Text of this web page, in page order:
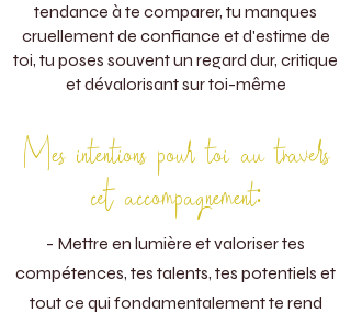
tendance à te comparer, tu manques
cruellement de confiance et d'estime de
toi, tu poses souvent un regard dur, critique
et dévalorisant sur toi-même
Mes intentions pour toi au travers
cet accompagnement:
- Mettre en lumière et valoriser tes
compétences, tes talents, tes potentiels et
tout ce qui fondamentalement te rend